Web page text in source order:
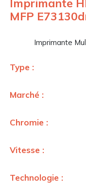
Imprimante
MFP
Imprimante
Type :
Marché :
Chromie :
Vitesse :
Technologie :